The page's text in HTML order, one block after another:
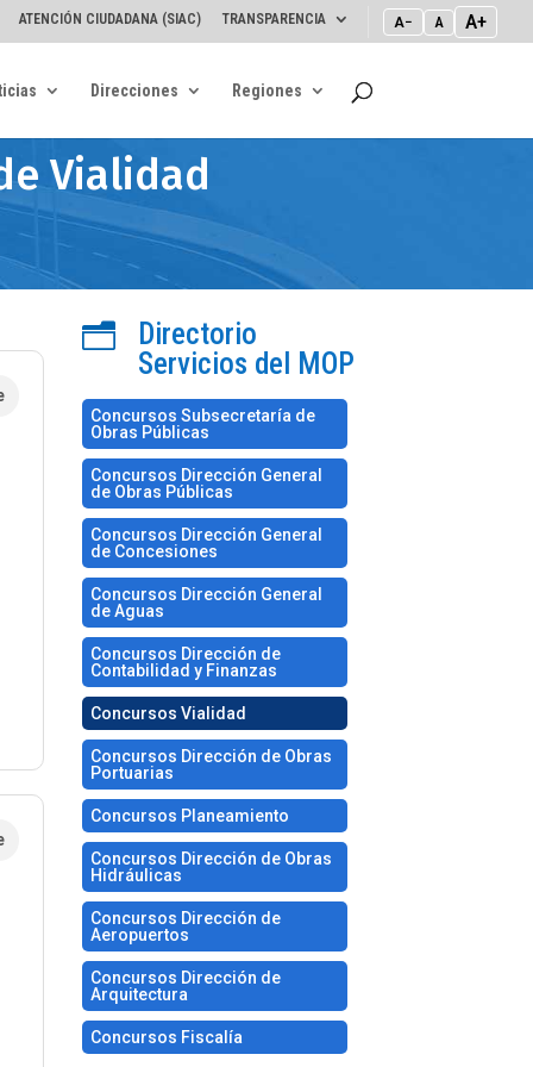
ATENCIÓN CIUDADANA (SIAC) TRANSPARENCIA A− A A+
Direcciones Regiones
Vialidad
n
Directorio
Servicios del MOP
Concursos Subsecretaría de
Obras Públicas
Concursos Dirección General
de Obras Públicas
Concursos Dirección General
de Concesiones
Concursos Dirección General
de Aguas
Concursos Dirección de
Contabilidad y Finanzas
Concursos Vialidad
Concursos Dirección de Obras
Portuarias
Concursos Planeamiento
Concursos Dirección de Obras
Hidráulicas
Concursos Dirección de
Aeropuertos
Concursos Dirección de
Arquitectura
Concursos Fiscalía